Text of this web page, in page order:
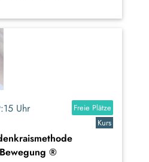
Uhr
Freie Plätze
Kurs
®